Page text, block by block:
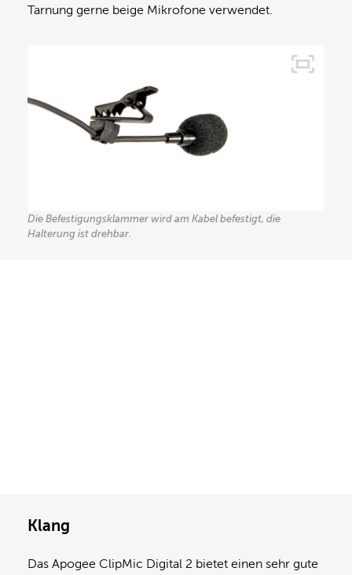
Tarnung gerne beige Mikrofone verwendet.
Die Befestigungsklammer wird am Kabel befestigt, die
Halterung ist drehbar.
Klang
Das Apogee ClipMic Digital 2 bietet einen sehr gute